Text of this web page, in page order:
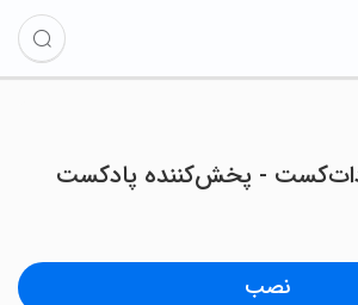
- پخش‌کننده پادکست
نصب